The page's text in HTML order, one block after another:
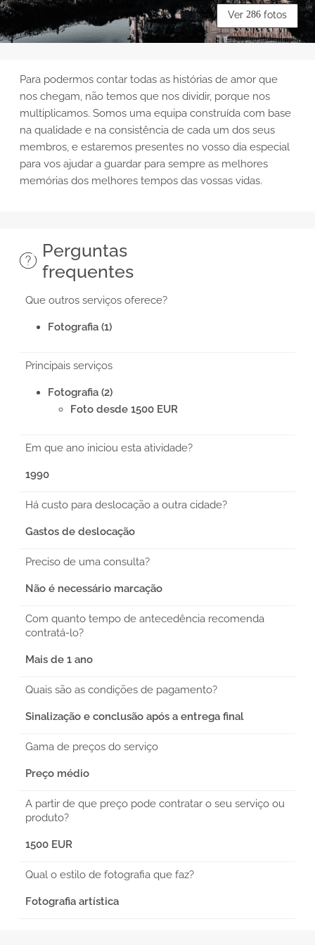
Ver 286 fotos
Para podermos contar todas as histórias de amor que
nos chegam, não temos que nos dividir, porque nos
multiplicamos. Somos uma equipa construída com base
na qualidade e na consistência de cada um dos seus
membros, e estaremos presentes no vosso dia especial
para vos ajudar a guardar para sempre as melhores
memórias dos melhores tempos das vossas vidas.
Perguntas
frequentes
Que outros serviços oferece?
Fotografia (1)
Principais serviços
Fotografia (2)
Foto desde 1500 EUR
Em que ano iniciou esta atividade?
1990
Há custo para deslocação a outra cidade?
Gastos de deslocação
Preciso de uma consulta?
Não é necessário marcação
Com quanto tempo de antecedência recomenda
contratá-lo?
Mais de 1 ano
Quais são as condições de pagamento?
Sinalização e conclusão após a entrega final
Gama de preços do serviço
Preço médio
A partir de que preço pode contratar o seu serviço ou
produto?
1500 EUR
Qual o estilo de fotografia que faz?
Fotografia artística